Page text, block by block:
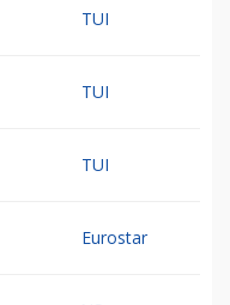
TUI
TUI
TUI
Eurostar